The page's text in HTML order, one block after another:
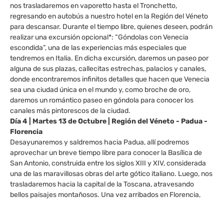
nos trasladaremos en vaporetto hasta el Tronchetto,
regresando en autobús a nuestro hotel en la Región del Véneto
para descansar. Durante el tiempo libre, quienes deseen, podrán
realizar una excursión opcional*: “Góndolas con Venecia
escondida”, una de las experiencias más especiales que
tendremos en Italia. En dicha excursión, daremos un paseo por
alguna de sus plazas, callecitas estrechas, palacios y canales,
donde encontraremos infinitos detalles que hacen que Venecia
sea una ciudad única en el mundo y, como broche de oro,
daremos un romántico paseo en góndola para conocer los
canales más pintorescos de la ciudad.
Día 4 | Martes 13 de Octubre | Región del Véneto - Padua -
Florencia
Desayunaremos y saldremos hacia Padua, allí podremos
aprovechar un breve tiempo libre para conocer la Basílica de
San Antonio, construida entre los siglos XIII y XIV, considerada
una de las maravillosas obras del arte gótico italiano. Luego, nos
trasladaremos hacia la capital de la Toscana, atravesando
bellos paisajes montañosos. Una vez arribados en Florencia,